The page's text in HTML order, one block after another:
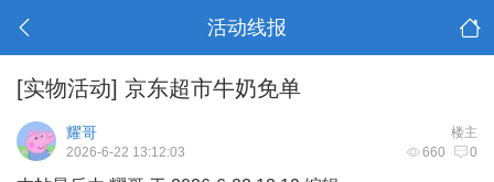
活动线报
[实物活动] 京东超市牛奶免单
楼主
耀哥
660 0
2026-6-22 13:12:03